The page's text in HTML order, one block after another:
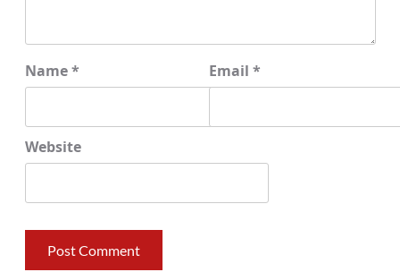
Name* Email *
Website